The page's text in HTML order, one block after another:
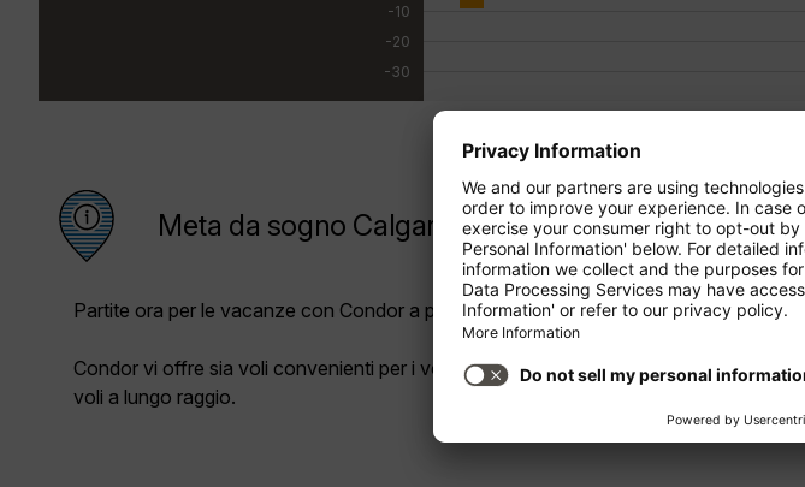
-10
-20
-30
Meta da sogno Calgary
Partite ora per le vacanze con Condor a prezzi vantaggiosi!
Condor vi offre sia voli convenienti per i voli a corto e medio raggio che offerte di
voli a lungo raggio.